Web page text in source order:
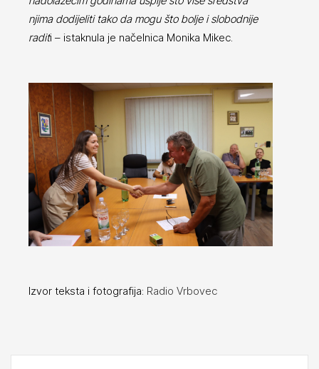
njima dodijeliti tako da mogu što bolje i slobodnije
raditi – istaknula je načelnica Monika Mikec.
Izvor teksta i fotografija: Radio Vrbovec